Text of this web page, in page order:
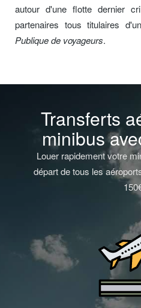
autour d'une flotte dernier
partenaires tous titulaires
Publique de voyageurs.
Transferts
minibus
Louer rapidement votre
départ de tous les